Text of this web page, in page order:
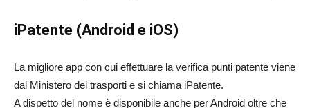
iPatente (Android e iOS)
La migliore app con cui effettuare la verifica punti patente viene
dal Ministero dei trasporti e si chiama iPatente.
A dispetto del nome è disponibile anche per Android oltre che